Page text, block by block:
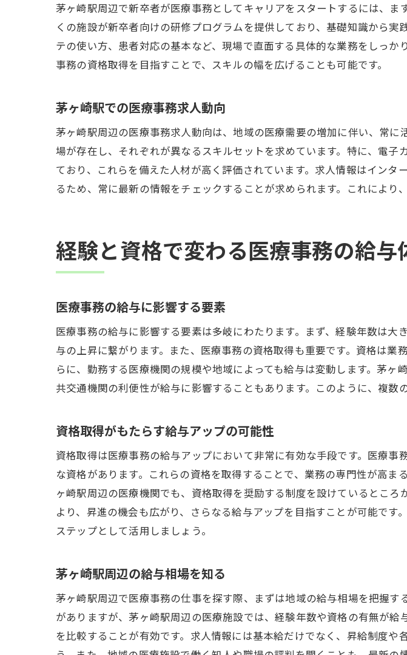
医療現場での対応力
医療事務の給与を上げる
給与アップに直結する
給与交渉に活かせるス
茅ヶ崎駅でのスキル
医療事務の成長と給与の
茅ヶ崎駅の医療産業
茅ヶ崎駅での医療事務が
医療事務で得られる
茅ヶ崎駅での安心の
将来を見据えた医療
医療事務が地域社会
茅ヶ崎駅周辺で新卒者が医療事務としてキャリアをスタートするには、
くの施設が新卒者向けの研修プログラムを提供しており、基礎知識から
テの使い方、患者対応の基本など、現場で直面する具体的な業務をしっ
事務の資格取得を目指すことで、スキルの幅を広げることも可能です。
茅ヶ崎駅での医療事務求人動向
茅ヶ崎駅周辺の医療事務求人動向は、地域の医療需要の増加に伴い、常
場が存在し、それぞれが異なるスキルセットを求めています。特に、電
ており、これらを備えた人材が高く評価されています。求人情報はイン
るため、常に最新の情報をチェックすることが求められます。これにより
経験と資格で変わる医療事務の給与
医療事務の給与に影響する要素
医療事務の給与に影響する要素は多岐にわたります。まず、経験年数は
与の上昇に繋がります。また、医療事務の資格取得も重要です。資格は
らに、勤務する医療機関の規模や地域によっても給与は変動します。茅
共交通機関の利便性が給与に影響することもあります。このように、複数
資格取得がもたらす給与アップの可能性
資格取得は医療事務の給与アップにおいて非常に有効な手段です。医療
な資格があります。これらの資格を取得することで、業務の専門性が高
ヶ崎駅周辺の医療機関でも、資格取得を奨励する制度を設けているとこ
より、昇進の機会も広がり、さらなる給与アップを目指すことが可能で
ステップとして活用しましょう。
茅ヶ崎駅周辺の給与相場を知る
茅ヶ崎駅周辺で医療事務の仕事を探す際、まずは地域の給与相場を把握
がありますが、茅ヶ崎駅周辺の医療施設では、経験年数や資格の有無が
を比較することが有効です。求人情報には基本給だけでなく、昇給制度